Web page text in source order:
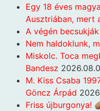
Egy 18 éves
Ausztriában, mert
A végén
Nem haldoklunk,
Miskolc. Toca
Bandesz
M. Kiss Csaba
Göncz Árpád
Friss újburgonya!